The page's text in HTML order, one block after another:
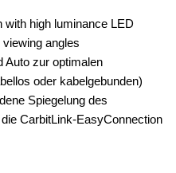
with high luminance LED
angles
Auto zur optimalen
oder kabelgebunden)
Spiegelung des
CarbitLink-EasyConnection